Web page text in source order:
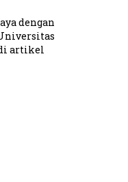
dengan
artikel